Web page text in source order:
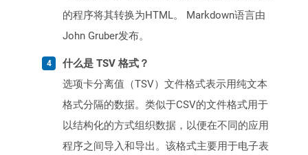
的程序将其转换为HTML。 Markdown语言由
John Gruber发布。
什么是 TSV 格式？
选项卡分离值（TSV）文件格式表示用纯文本
格式分隔的数据。类似于CSV的文件格式用于
以结构化的方式组织数据，以便在不同的应用
程序之间导入和导出。该格式主要用于电子表